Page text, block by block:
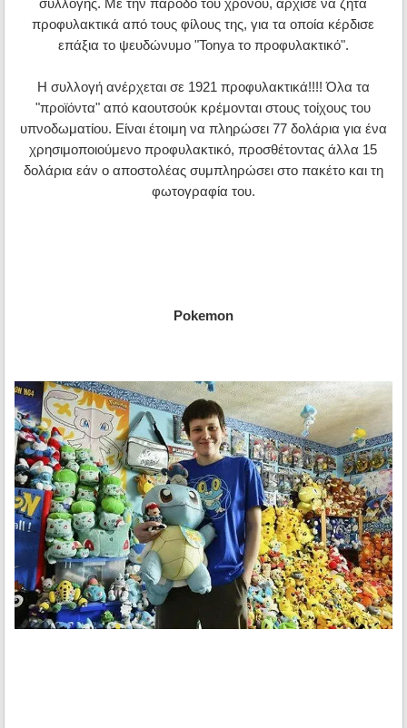
συλλογής. Με την πάροδο του χρόνου, άρχισε να ζητά
προφυλακτικά από τους φίλους της, για τα οποία κέρδισε
επάξια το ψευδώνυμο "Tonya το προφυλακτικό".
Η συλλογή ανέρχεται σε 1921 προφυλακτικά!!!! Όλα τα
"προϊόντα" από καουτσούκ κρέμονται στους τοίχους του
υπνοδωματίου. Είναι έτοιμη να πληρώσει 77 δολάρια για ένα
χρησιμοποιούμενο προφυλακτικό, προσθέτοντας άλλα 15
δολάρια εάν ο αποστολέας συμπληρώσει στο πακέτο και τη
φωτογραφία του.
Pokemon